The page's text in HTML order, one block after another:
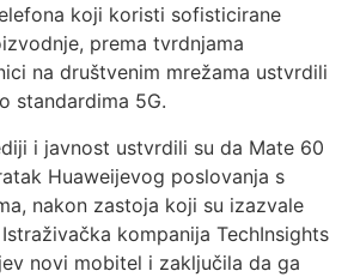
koji koristi sofisticirane
prema tvrdnjama
na društvenim mrežama ustvrdili
standardima 5G.
i javnost ustvrdili su da Mate 60
Huaweijevog poslovanja s
nakon zastoja koji su izazvale
kompanija TechInsights
novi mobitel i zaključila da ga